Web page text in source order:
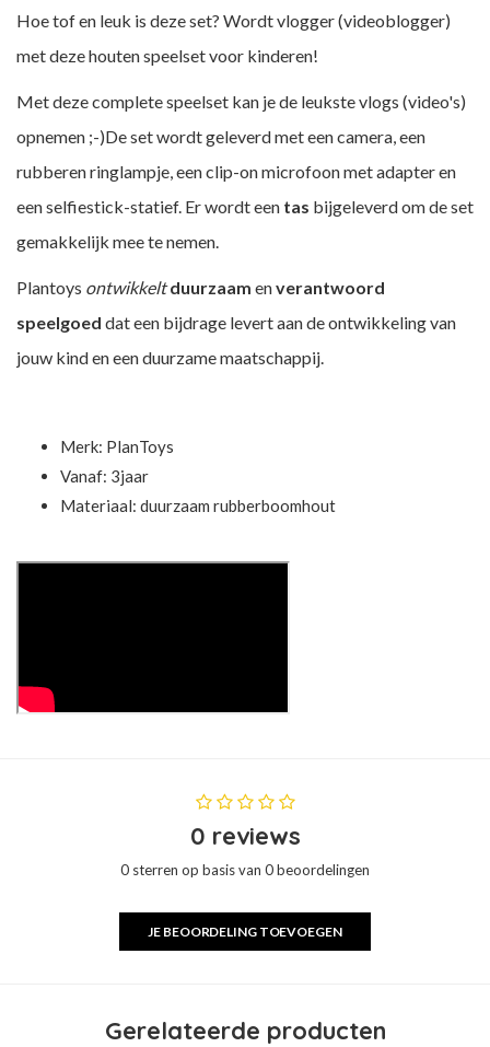
Hoe tof en leuk is deze set? Wordt vlogger (videoblogger)
met deze houten speelset voor kinderen!
Met deze complete speelset kan je de leukste vlogs (video's)
opnemen ;-)De set wordt geleverd met een camera, een
rubberen ringlampje, een clip-on microfoon met adapter en
een selfiestick-statief. Er wordt een tas bijgeleverd om de set
gemakkelijk mee te nemen.
Plantoys ontwikkelt duurzaam enverantwoord
speelgoed dat een bijdrage levert aan de ontwikkeling van
jouw kind en een duurzame maatschappij.
Merk: PlanToys
Vanaf: 3jaar
Materiaal: duurzaam rubberboomhout
0 reviews
0 sterren op basis van 0 beoordelingen
JE BEOORDELING TOEVOEGEN
Gerelateerde producten